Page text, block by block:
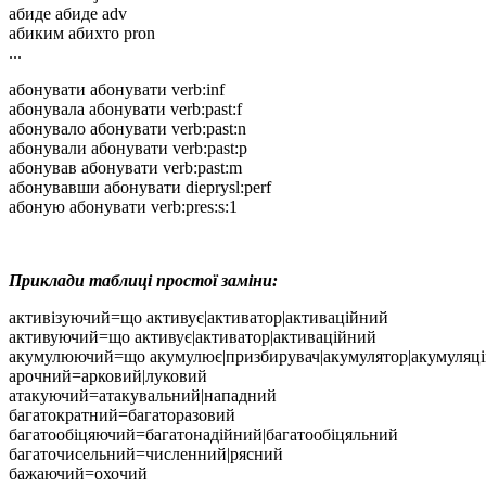
абиде абиде adv
абиким абихто pron
...
абонувати абонувати verb:inf
абонувала абонувати verb:past:f
абонувало абонувати verb:past:n
абонували абонувати verb:past:p
абонував абонувати verb:past:m
абонувавши абонувати dieprysl:perf
абоную абонувати verb:pres:s:1
Приклади таблиці простої заміни:
активізуючий=що активує|активатор|активаційний
активуючий=що активує|активатор|активаційний
акумулюючий=що
арочний=арковий|луковий
атакуючий=атакувальний|нападний
багатократний=багаторазовий
багатообіцяючий=багатонадійний|багатообіцяльний
багаточисельний=численний|рясний
бажаючий=охочий